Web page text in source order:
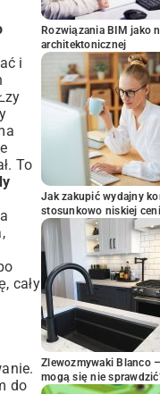
i
To
cały
do
Rozwiązania BIM jako
architektonicznej
Jak zakupić wydajny
stosunkowo niskiej
Zlewozmywaki Blanco
mogą się nie